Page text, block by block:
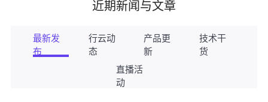
近期新闻与文章
最新发
布
行云动
态
产品更
新
技术干
货
直播活
动